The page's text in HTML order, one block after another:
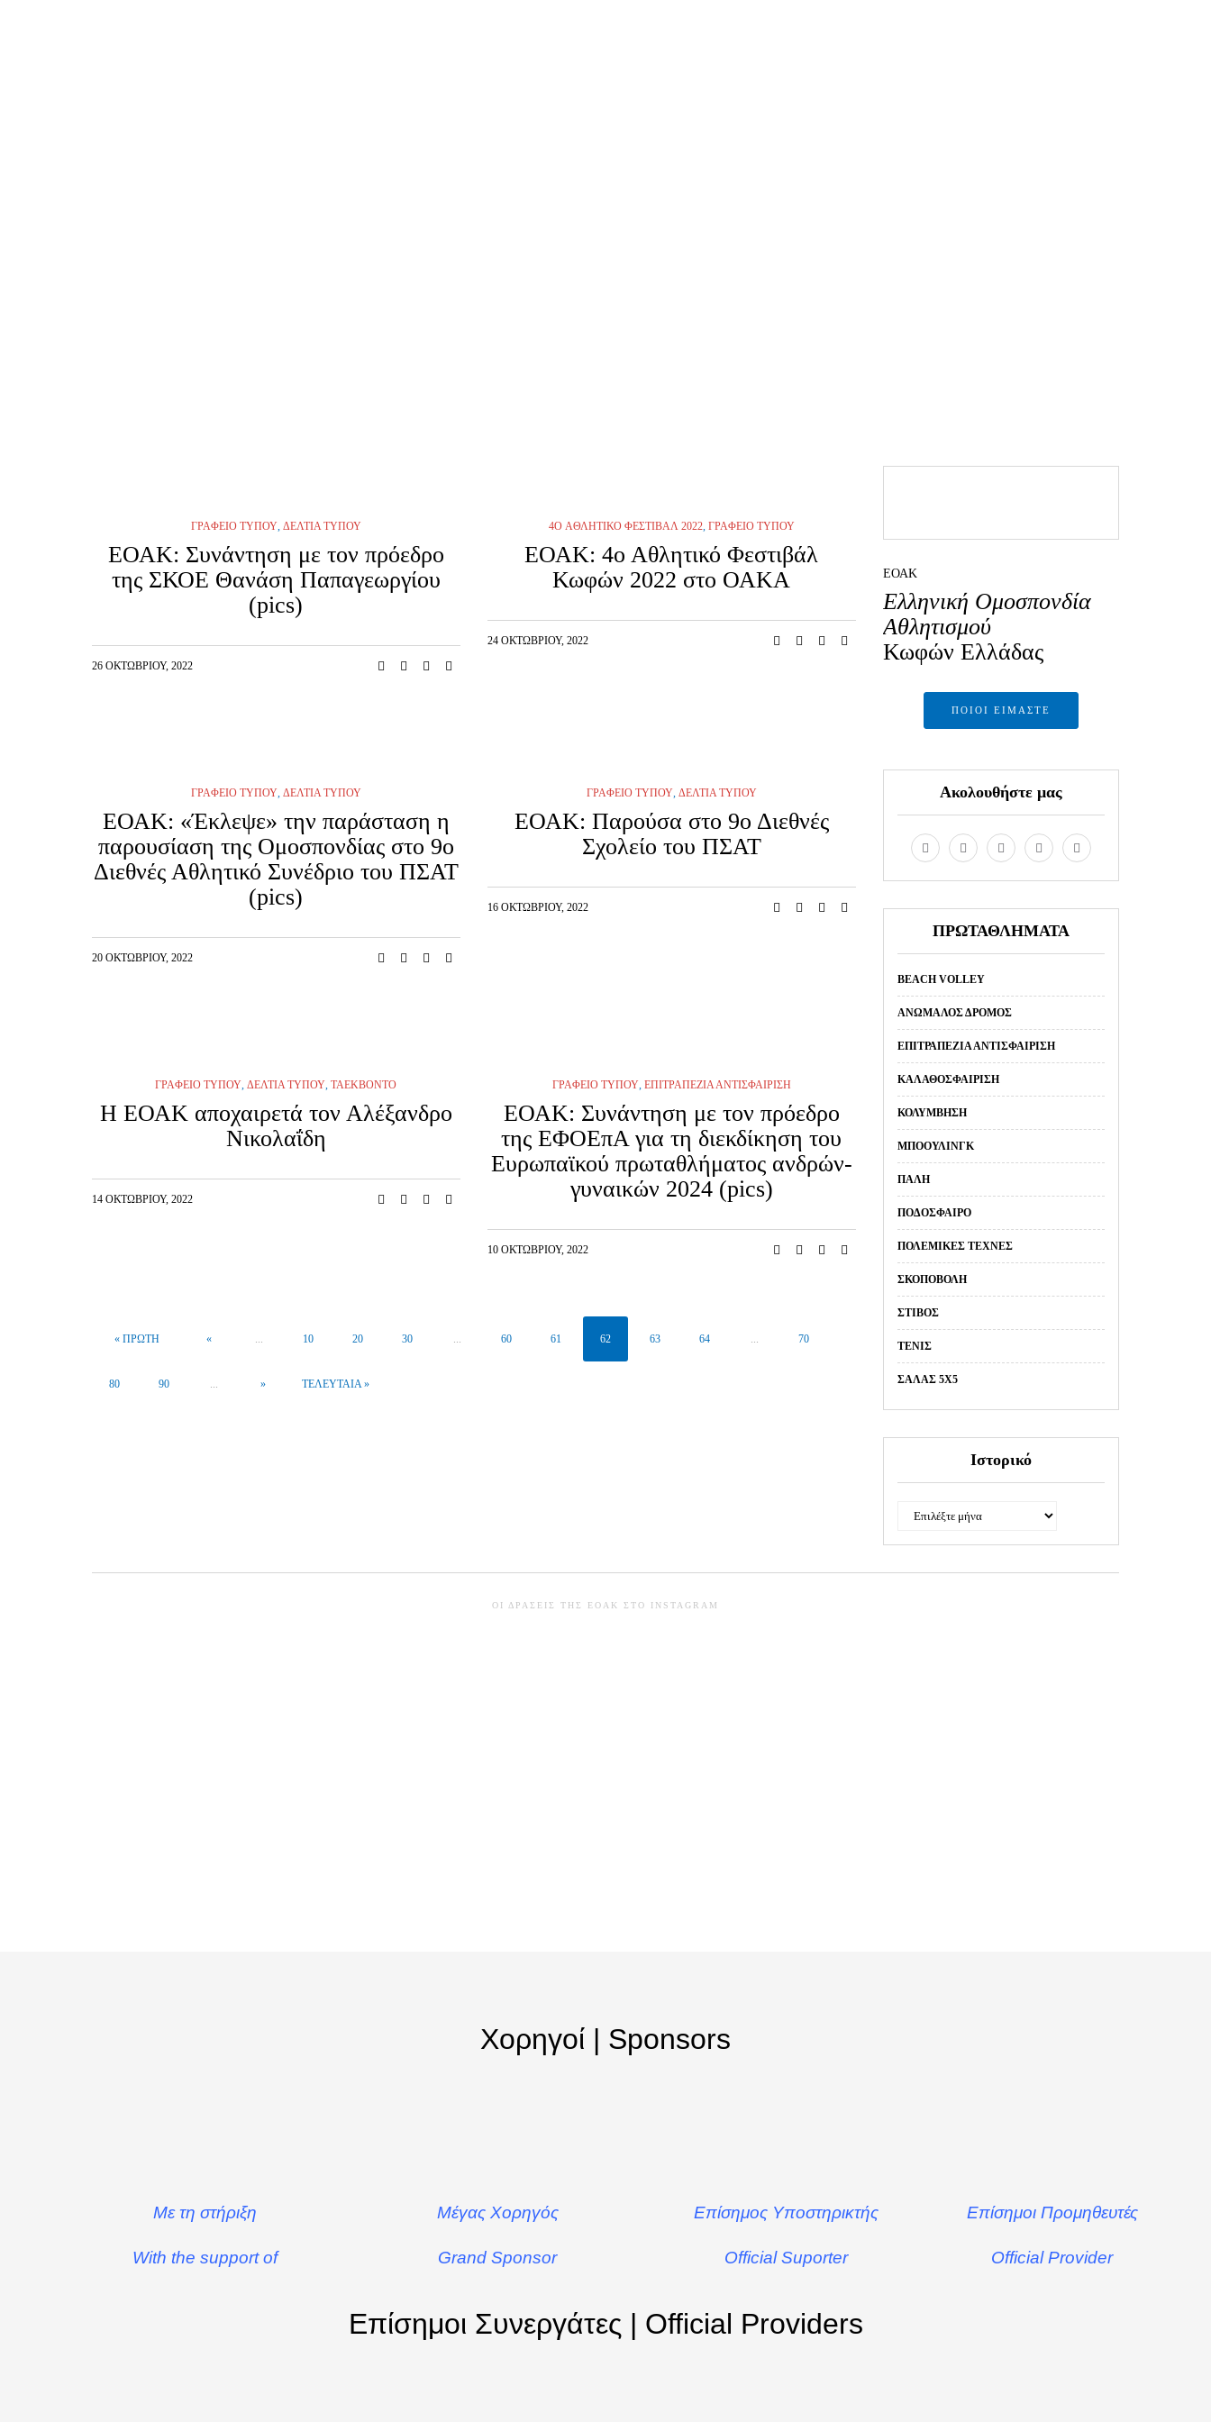
ΓΡΑΦΕΊΟ ΤΎΠΟΥ, ΔΕΛΤΊΑ ΤΎΠΟΥ
ΕΟΑΚ: Συνάντηση με τον πρόεδρο
της ΣΚΟΕ Θανάση Παπαγεωργίου
(pics)
26 ΟΚΤΩΒΡΊΟΥ, 2022
4O ΑΘΛΗΤΙΚΌ ΦΕΣΤΙΒΆΛ 2022, ΓΡΑΦΕΊΟ ΤΎΠΟΥ
ΕΟΑΚ: 4ο Αθλητικό Φεστιβάλ
Κωφών 2022 στο ΟΑΚΑ
24 ΟΚΤΩΒΡΊΟΥ, 2022
ΓΡΑΦΕΊΟ ΤΎΠΟΥ, ΔΕΛΤΊΑ ΤΎΠΟΥ
ΕΟΑΚ: «Έκλεψε» την παράσταση η
παρουσίαση της Ομοσπονδίας στο 9ο
Διεθνές Αθλητικό Συνέδριο του ΠΣΑΤ
(pics)
20 ΟΚΤΩΒΡΊΟΥ, 2022
ΓΡΑΦΕΊΟ ΤΎΠΟΥ, ΔΕΛΤΊΑ ΤΎΠΟΥ
ΕΟΑΚ: Παρούσα στο 9ο Διεθνές
Σχολείο του ΠΣΑΤ
16 ΟΚΤΩΒΡΊΟΥ, 2022
ΓΡΑΦΕΊΟ ΤΎΠΟΥ ,ΔΕΛΤΊΑ ΤΎΠΟΥ ,ΤΑΕΚΒΟΝΤΟ
Η ΕΟΑΚ αποχαιρετά τον Αλέξανδρο
Νικολαΐδη
14 ΟΚΤΩΒΡΊΟΥ, 2022
ΓΡΑΦΕΊΟ ΤΎΠΟΥ, ΕΠΙΤΡΑΠΈΖΙΑ ΑΝΤΙΣΦΑΊΡΙΣΗ
ΕΟΑΚ: Συνάντηση με τον πρόεδρο
της ΕΦΟΕπΑ για τη διεκδίκηση του
Ευρωπαϊκού πρωταθλήματος ανδρών-
γυναικών 2024 (pics)
10 ΟΚΤΩΒΡΊΟΥ, 2022
« ΠΡΏΤΗ « 10 20 30 60 61 62 63 64 70
80 90 » ΤΕΛΕΥΤΑΊΑ »
ΕΟΑΚ
Ελληνική Ομοσπονδία
Αθλητισμού
Κωφών Ελλάδας
ΠΟΙΟΙ ΕΊΜΑΣΤΕ
Ακολουθήστε μας
ΠΡΩΤΑΘΛΗΜΑΤΑ
BEACH VOLLEY
ΑΝΏΜΑΛΟΣ ΔΡΌΜΟΣ
ΕΠΙΤΡΑΠΈΖΙΑ ΑΝΤΙΣΦΑΊΡΙΣΗ
ΚΑΛΑΘΟΣΦΑΊΡΙΣΗ
ΚΟΛΎΜΒΗΣΗ
ΜΠΌΟΥΛΙΝΓΚ
ΠΆΛΗ
ΠΟΔΌΣΦΑΙΡΟ
ΠΟΛΕΜΙΚΈΣ ΤΈΧΝΕΣ
ΣΚΟΠΟΒΟΛΉ
ΣΤΊΒΟΣ
ΤΈΝΙΣ
ΣΑΛΑΣ 5Χ5
Ιστορικό
Ιστορικό
ΟΙ ΔΡΆΣΕΙΣ ΤΗΣ ΕΟΑΚ ΣΤΟ INSTAGRAM
Χορηγοί | Sponsors
Με τη στήριξη Μέγας Χορηγός Επίσημος Υποστηρικτής Επίσημοι Προμηθευτές
With the support of Grand Sponsor Official Suporter Official Provider
Επίσημοι Συνεργάτες | Official Providers